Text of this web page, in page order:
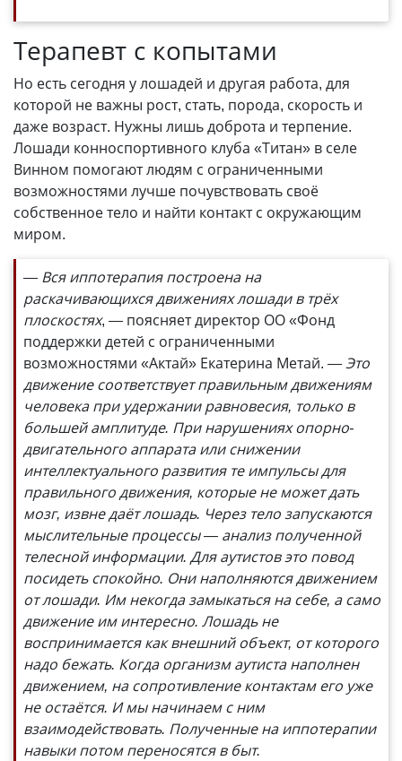
Терапевт с копытами
Но есть сегодня у лошадей и другая работа, для
которой не важны рост, стать, порода, скорость и
даже возраст. Нужны лишь доброта и терпение.
Лошади конноспортивного клуба «Титан» в селе
Винном помогают людям с ограниченными
возможностями лучше почувствовать своё
собственное тело и найти контакт с окружающим
миром.
— Вся иппотерапия построена на
раскачивающихся движениях лошади в трёх
плоскостях, — поясняет директор ОО «Фонд
поддержки детей с ограниченными
возможностями «Актай» Екатерина Метай. — Это
движение соответствует правильным движениям
человека при удержании равновесия, только в
большей амплитуде. При нарушениях опорно-
двигательного аппарата или снижении
интеллектуального развития те импульсы для
правильного движения, которые не может дать
мозг, извне даёт лошадь. Через тело запускаются
мыслительные процессы — анализ полученной
телесной информации. Для аутистов это повод
посидеть спокойно. Они наполняются движением
от лошади. Им некогда замыкаться на себе, а само
движение им интересно. Лошадь не
воспринимается как внешний объект, от которого
надо бежать. Когда организм аутиста наполнен
движением, на сопротивление контактам его уже
не остаётся. И мы начинаем с ним
взаимодействовать. Полученные на иппотерапии
навыки потом переносятся в быт.